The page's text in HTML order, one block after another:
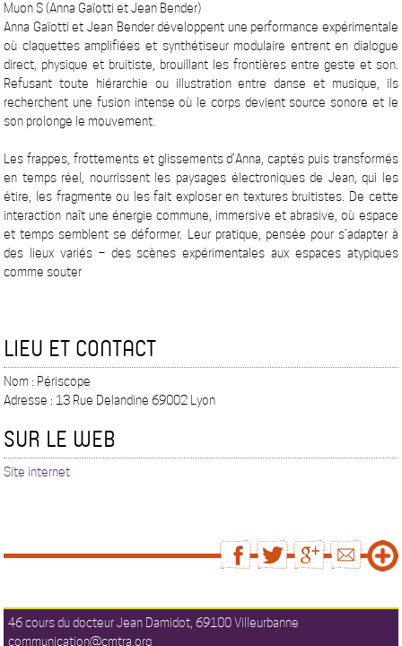
Muon S (Anna Gaïotti et Jean Bender)
Anna Gaïotti et Jean Bender développent une performance expérimentale
où claquettes amplifiées et synthétiseur modulaire entrent en dialogue
direct, physique et bruitiste, brouillant les frontières entre geste et son.
Refusant toute hiérarchie ou illustration entre danse et musique, ils
recherchent une fusion intense où le corps devient source sonore et le
son prolonge le mouvement.
Les frappes, frottements et glissements d’Anna, captés puis transformés
en temps réel, nourrissent les paysages électroniques de Jean, qui les
étire, les fragmente ou les fait exploser en textures bruitistes. De cette
interaction naît une énergie commune, immersive et abrasive, où espace
et temps semblent se déformer. Leur pratique, pensée pour s’adapter à
des lieux variés – des scènes expérimentales aux espaces atypiques
comme souter
LIEU ET CONTACT
Nom : Périscope
Adresse : 13 Rue Delandine 69002 Lyon
SUR LE WEB
Site internet
46 cours du docteur Jean Damidot, 69100 Villeurbanne
communication@cmtra.org